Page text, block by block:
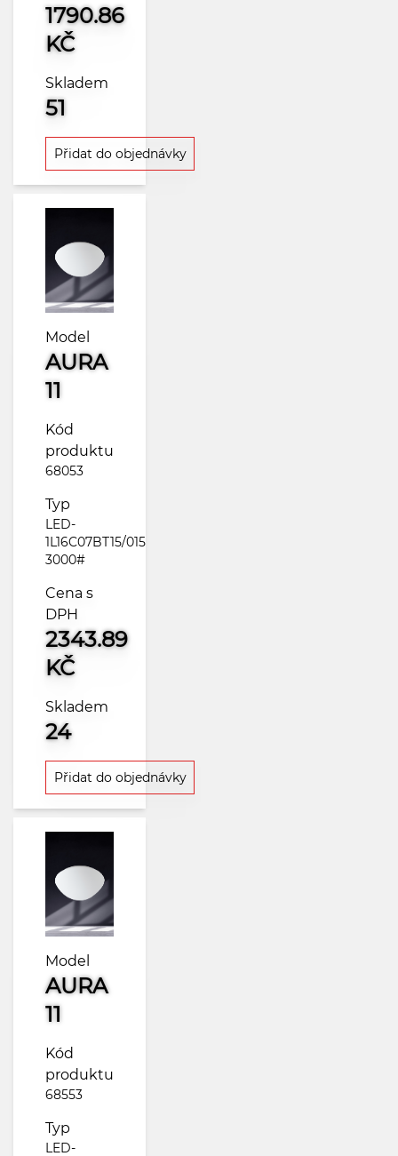
1790.86
KČ
Skladem
51
Přidat do objednávky
Model
AURA
11
Kód
produktu
68053
Typ
LED-
1L16C07BT15/015
3000#
Cena s
DPH
2343.89
KČ
Skladem
24
Přidat do objednávky
Model
AURA
11
Kód
produktu
68553
Typ
LED-